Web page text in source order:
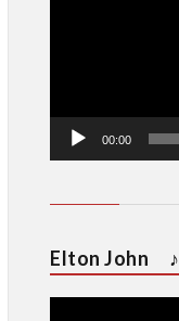
00:00
Elton John ♪
動